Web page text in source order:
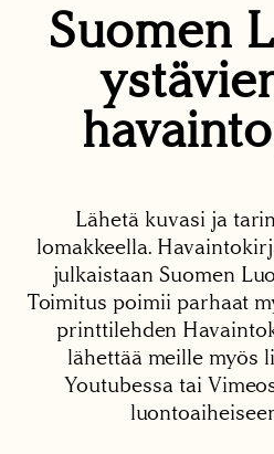
Suomen
Lähetä kuvasi ja
lomakkeella.
julkaistaan Suomen
Toimitus poimii parhaat
printtilehden
lähettää meille myös
Youtubessa tai